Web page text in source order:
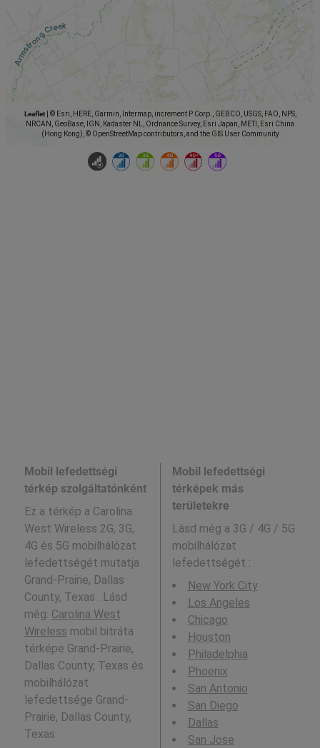
Leaflet
© Esri, HERE, Garmin, Intermap, increment P Corp., GEBCO, USGS, FAO, NPS,
NRCAN, GeoBase, IGN, Kadaster NL, Ordnance Survey, Esri Japan, METI, Esri China
(Hong Kong), © OpenStreetMap contributors, and the GIS User Community
Mobil lefedettségi
térkép szolgáltatónként
Ez a térkép a Carolina
West Wireless 2G, 3G,
4G és 5G mobilhálózat
lefedettségét mutatja
Grand-Prairie, Dallas
County, Texas . Lásd
még: Carolina West
Wireless mobil bitráta
térképe Grand-Prairie,
Dallas County, Texas és
mobilhálózat
lefedettsége Grand-
Prairie, Dallas County,
Texas .
Mobil lefedettségi
térképek más
területekre
Lásd még a 3G / 4G / 5G
mobilhálózat
lefedettségét :
New York City
Los Angeles
Chicago
Houston
Philadelphia
Phoenix
San Antonio
San Diego
Dallas
San Jose